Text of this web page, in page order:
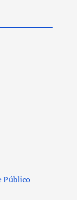
Público